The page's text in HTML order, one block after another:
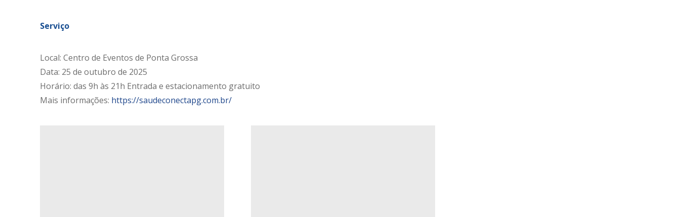
Serviço
Local: Centro de Eventos de Ponta Grossa
Data: 25 de outubro de 2025
Horário: das 9h às 21h Entrada e estacionamento gratuito
Mais informações: https://saudeconectapg.com.br/